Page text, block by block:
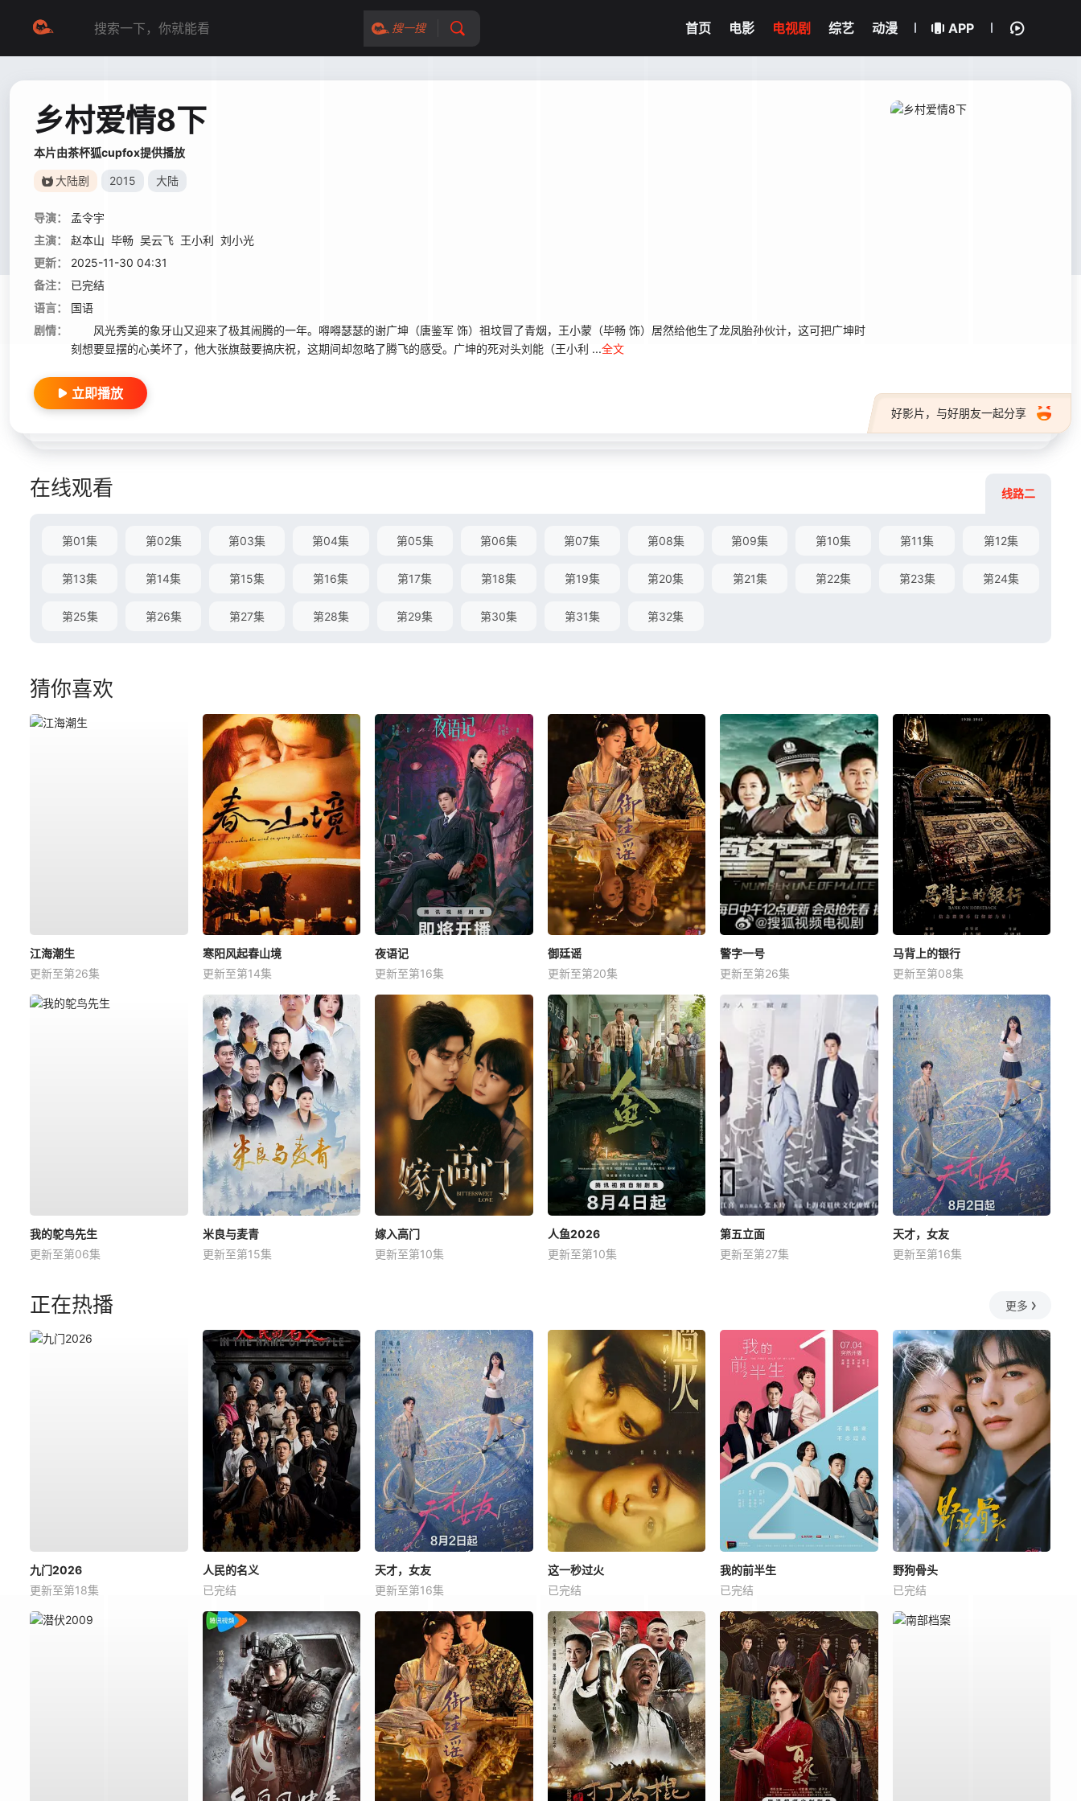
搜一搜 首页 电影 电视剧 综艺 动漫 APP
乡村爱情8下
本片由茶杯狐cupfox提供播放
大陆剧 2015 大陆
导演：
孟令宇
主演：
赵本山 毕畅 吴云飞 王小利 刘小光
更新：
2025-11-30 04:31
备注：
已完结
语言：
国语
剧情：
风光秀美的象牙山又迎来了极其闹腾的一年。嘚嘚瑟瑟的谢广坤（唐鉴军 饰）祖坟冒了青烟，王小蒙（毕畅 饰）居然给他生了龙凤胎孙伙计，这可把广坤时
刻想要显摆的心美坏了，他大张旗鼓要搞庆祝，这期间却忽略了腾飞的感受。广坤的死对头刘能（王小利 ...全文
好影片，与好朋友一起分享
立即播放
在线观看 线路二
第01集 第02集 第03集 第04集 第05集 第06集 第07集 第08集 第09集 第10集 第11集 第12集
第13集 第14集 第15集 第16集 第17集 第18集 第19集 第20集 第21集 第22集 第23集 第24集
第25集 第26集 第27集 第28集 第29集 第30集 第31集 第32集
猜你喜欢
江海潮生
更新至第26集
寒阳风起春山境
更新至第14集
夜语记
更新至第16集
御廷谣
更新至第20集
警字一号
更新至第26集
马背上的银行
更新至第08集
我的鸵鸟先生
更新至第06集
米良与麦青
更新至第15集
嫁入高门
更新至第10集
人鱼2026
更新至第10集
第五立面
更新至第27集
天才，女友
更新至第16集
正在热播 更多
九门2026
更新至第18集
人民的名义
已完结
天才，女友
更新至第16集
这一秒过火
已完结
我的前半生
已完结
野狗骨头
已完结